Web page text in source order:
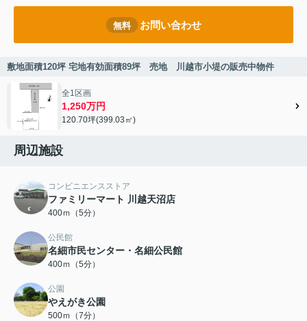
無料 お問い合わせ
敷地面積120坪 宅地有効面積89坪 売地 川越市小堤の販売中物件
全1区画
1,250万円
120.70坪(399.03㎡)
周辺施設
コンビニエンスストア
ファミリーマート 川越天沼店
400ｍ（5分）
公民館
名細市民センター・名細公民館
400ｍ（5分）
公園
やえがき公園
500ｍ（7分）